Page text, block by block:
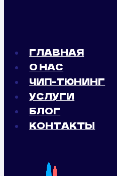
ГЛАВНАЯ
О НАС
ЧИП-ТЮНИНГ
УСЛУГИ
БЛОГ
КОНТАКТЫ